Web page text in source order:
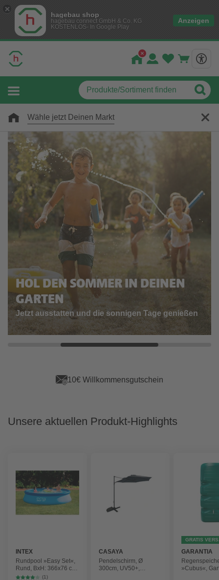
hagebau shop
hagebau connect GmbH & Co. KG
KOSTENLOS- In Google Play
Anzeigen
Wähle jetzt Deinen Markt
HOL DEN SOMMER IN DEINEN
GARTEN
Jetzt ausstatten und die sonnigen Tage genießen
App Vorteile sichern
Unsere aktuellen Produkt-Highlights
INTEX
Rundpool »Easy Set«,
Rund, BxH: 366x76 cm,
blau
(1)
CASAYA
Pendelschirm, Ø
300cm, UV50+,
GRATIS
GARANTIA
»Cubus«,